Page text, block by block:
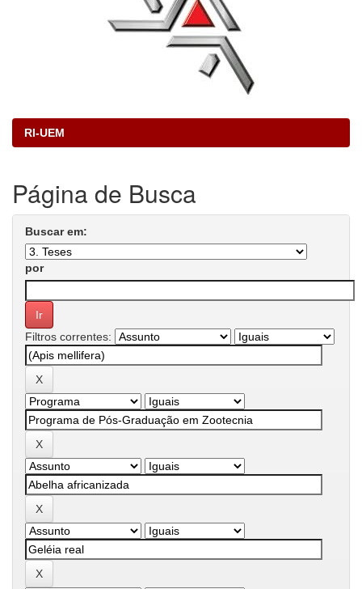
RI-UEM
Página de Busca
Buscar em:
por
Filtros correntes: